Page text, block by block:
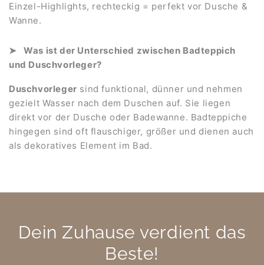
Einzel-Highlights, rechteckig = perfekt vor Dusche &
Wanne.
Was ist der Unterschied zwischen Badteppich
und Duschvorleger?
Duschvorleger sind funktional, dünner und nehmen
gezielt Wasser nach dem Duschen auf. Sie liegen
direkt vor der Dusche oder Badewanne. Badteppiche
hingegen sind oft flauschiger, größer und dienen auch
als dekoratives Element im Bad.
Dein Zuhause verdient das
Beste!